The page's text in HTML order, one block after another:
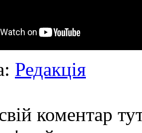
Редакція
коментар